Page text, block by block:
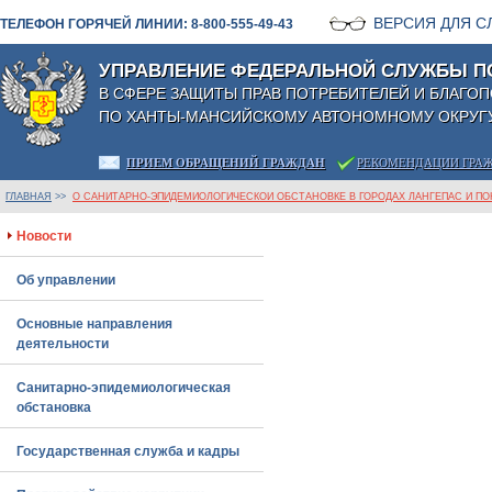
ТЕЛЕФОН ГОРЯЧЕЙ ЛИНИИ: 8-800-555-49-43 ВЕРСИЯ ДЛЯ
УПРАВЛЕНИЕ ФЕДЕРАЛЬНОЙ СЛУЖБЫ
В СФЕРЕ ЗАЩИТЫ ПРАВ ПОТРЕБИТЕЛЕЙ И
ПО ХАНТЫ-МАНСИЙСКОМУ АВТОНОМНОМУ
ПРИЕМ ОБРАЩЕНИЙ ГРАЖДАН РЕКОМЕНДАЦИИ
ГЛАВНАЯ >> О САНИТАРНО-ЭПИДЕМИОЛОГИЧЕСКОЙ ОБСТАНОВКЕ В ГОРОДАХ ЛАНГЕПАС И
Новости
Об управлении
Основные направления
деятельности
Санитарно-эпидемиологическая
обстановка
Государственная служба и кадры